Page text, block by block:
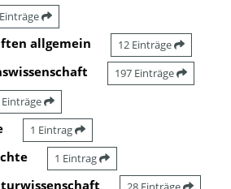
allgemein 12 Einträge
197 Einträge
Einträge
1 Eintrag
1 Eintrag